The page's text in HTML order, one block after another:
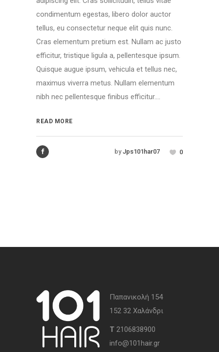
condimentum egestas, libero dolor auctor
tellus, eu consectetur neque elit quis nunc.
Cras elementum pretium est. Nullam ac justo
efficitur, tristique ligula a, pellentesque ipsum.
Quisque augue ipsum, vehicula et tellus nec,
maximus viverra metus. Nullam elementum
nibh nec pellentesque finibus efficitur....
READ MORE
by Jps101har07 0
Παπανικολή 154
152 32 Χαλάνδρι
Τ 2106838900
info@101hair.gr